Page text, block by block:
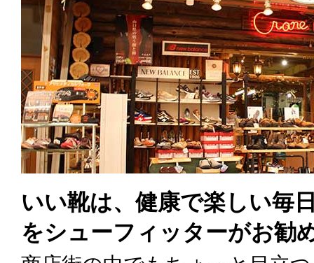
いい靴は、健康で楽しい毎
をシューフィッターがお勧